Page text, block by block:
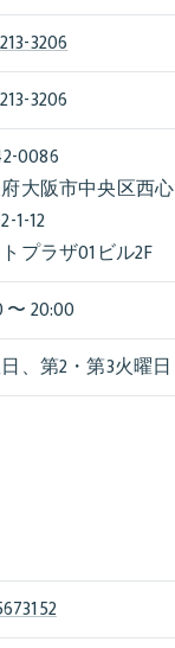
3206
3206
0086
大阪市中央区西心
1-12
プラザ01ビル2F
〜 20:00
、第2・第3火曜日